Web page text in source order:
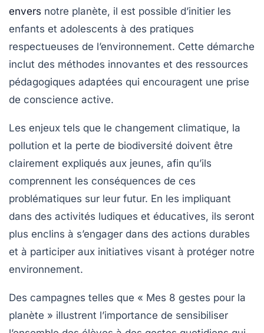
envers notre planète, il est possible d’initier les
enfants et adolescents à des pratiques
respectueuses de l’environnement. Cette démarche
inclut des méthodes innovantes et des ressources
pédagogiques adaptées qui encouragent une prise
de conscience active.
Les enjeux tels que le changement climatique, la
pollution et la perte de biodiversité doivent être
clairement expliqués aux jeunes, afin qu’ils
comprennent les conséquences de ces
problématiques sur leur futur. En les impliquant
dans des activités ludiques et éducatives, ils seront
plus enclins à s’engager dans des actions durables
et à participer aux initiatives visant à protéger notre
environnement.
Des campagnes telles que « Mes 8 gestes pour la
planète » illustrent l’importance de sensibiliser